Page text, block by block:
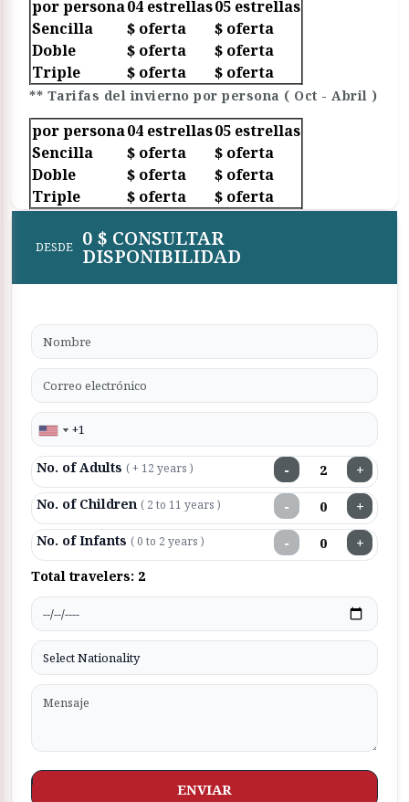
por persona04 estrellas05 estrellas
Sencilla
$ oferta
$ oferta
Doble
$ oferta
$ oferta
Triple
$ oferta $ oferta
** Tarifas del invierno por persona ( Oct - Abril )
por persona04 estrellas05 estrellas
Sencilla
$ oferta
$ oferta
Doble
$ oferta
$ oferta
Triple
$ oferta $ oferta
DESDE 0 $ CONSULTAR
DISPONIBILIDAD
No. of Adults ( + 12 years ) − +
No. of Children ( 2 to 11 years ) − +
No. of Infants ( 0 to 2 years ) − +
Total travelers: 2
ENVIAR